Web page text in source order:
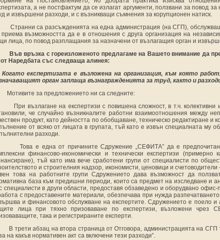
а не постфактум да се излагат аргументи, ползвани за повод
и извършени разходи, и с възникващи съмнения за корупционен натиск.
Странни са разсъжденията на една администрация (на СГП),
възможността да е в отношения с друга организация на
лица, по повод разплащания за назначени от възлагащия орган и
Във връзка с гореизложеното предлагаме на Вашето внимание да
Наредбата със следваща алинея:
Когато експертизата е възложена на организация, към която
орган заплаща възнагражденията за труд, както и
Мотивите за предложението ни са следните:
При възлагане на експертизи с повишена сложност, в т.ч.
че случайно възникналите работни взаимоотношения между
продукт, като дейността по обобщаване, техническо редактиране и
от всяко от лицата в групата, тъй като е извън специалната му
разходи.
Това е една от причините Сдружение „СЕФИТА” да е
финансово-икономически и технически експертизи
тъй като има вече сработени групи от специалисти по
и строителния надзор, икономисти, ценовици и
това на работните групи Сдружението дава възможност да
база към предишни периоди, които са предмет на изследване и
специалисти в други области, предоставя обзаведено и оборудвано
с предоставените материали, обезпечава при нужда
и финансовото обслужване на експертите. Сдружението е поело
лица при тяхно призоваване по експертизи, възложени чрез
така и регистрираните експерти.
В трети абзац на втора страница от Отговора, администрацията на
на какъв нормативен акт са включени тези разходи”.